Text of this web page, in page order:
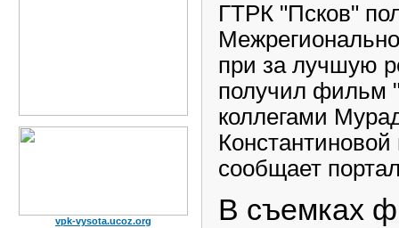
vpk-vysota.ucoz.org
ГТРК "Псков"
при за лучшую
получил фильм
коллегами
сообщает
В съемках